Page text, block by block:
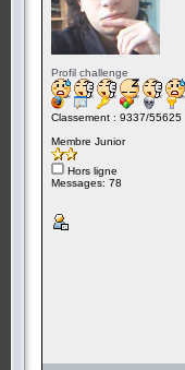
Profil challenge
Classement : 9337/55625
Membre Junior
Hors ligne
Messages: 78